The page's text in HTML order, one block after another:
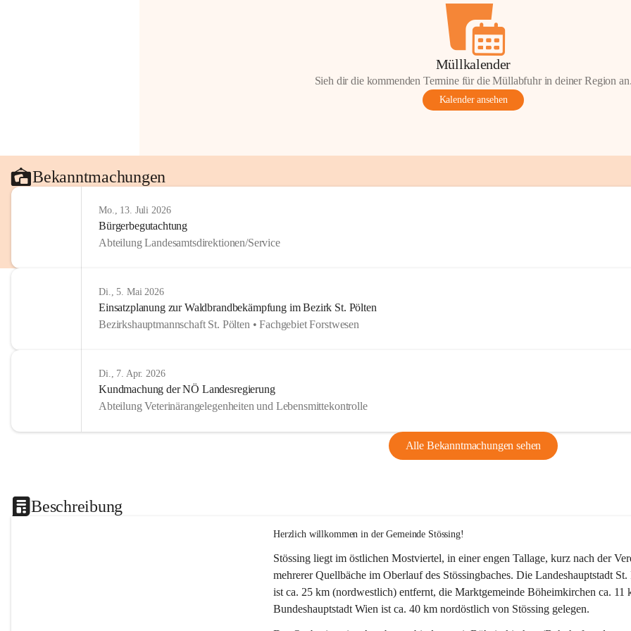
Müllkalender
Sieh dir die kommenden Termine für die Müllabfuhr in deiner Region
Kalender ansehen
Bekanntmachungen
Mo., 13. Juli 2026
Bürgerbegutachtung
Abteilung Landesamtsdirektionen/Service
Di., 5. Mai 2026
Einsatzplanung zur Waldbrandbekämpfung im Bezirk St. Pölten
Bezirkshauptmannschaft St. Pölten • Fachgebiet Forstwesen
Di., 7. Apr. 2026
Kundmachung der NÖ Landesregierung
Abteilung Veterinärangelegenheiten und Lebensmittekontrolle
Alle Bekanntmachungen sehen
Beschreibung
Herzlich willkommen in der Gemeinde Stössing!
Stössing liegt im östlichen Mostviertel, in einer engen Tallage, kurz nach der
mehrerer Quellbäche im Oberlauf des Stössingbaches. Die Landeshauptstadt
ist ca. 25 km (nordwestlich) entfernt, die Marktgemeinde Böheimkirchen ca.
Bundeshauptstadt Wien ist ca. 40 km nordöstlich von Stössing gelegen.